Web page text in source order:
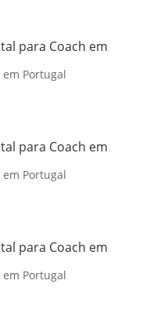
para Coach em
Portugal
para Coach em
Portugal
para Coach em
Portugal